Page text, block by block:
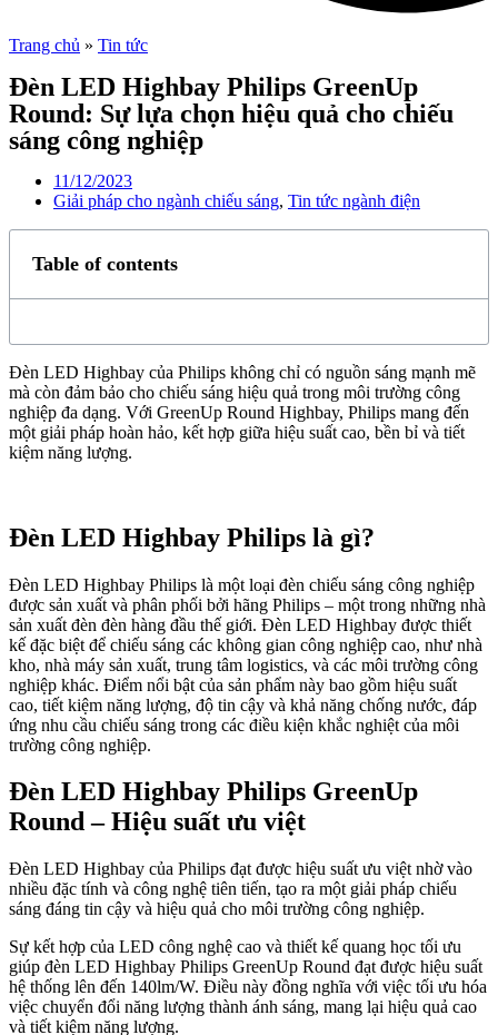
Trang chủ » Tin tức
Đèn LED Highbay Philips GreenUp
Round: Sự lựa chọn hiệu quả cho chiếu
sáng công nghiệp
11/12/2023
Giải pháp cho ngành chiếu sáng, Tin tức ngành điện
Table of contents
Đèn LED Highbay của Philips không chỉ có nguồn sáng mạnh mẽ
mà còn đảm bảo cho chiếu sáng hiệu quả trong môi trường công
nghiệp đa dạng. Với GreenUp Round Highbay, Philips mang đến
một giải pháp hoàn hảo, kết hợp giữa hiệu suất cao, bền bỉ và tiết
kiệm năng lượng.
Đèn LED Highbay Philips là gì?
Đèn LED Highbay Philips là một loại đèn chiếu sáng công nghiệp
được sản xuất và phân phối bởi hãng Philips – một trong những nhà
sản xuất đèn đèn hàng đầu thế giới. Đèn LED Highbay được thiết
kế đặc biệt để chiếu sáng các không gian công nghiệp cao, như nhà
kho, nhà máy sản xuất, trung tâm logistics, và các môi trường công
nghiệp khác. Điểm nổi bật của sản phẩm này bao gồm hiệu suất
cao, tiết kiệm năng lượng, độ tin cậy và khả năng chống nước, đáp
ứng nhu cầu chiếu sáng trong các điều kiện khắc nghiệt của môi
trường công nghiệp.
Đèn LED Highbay Philips GreenUp
Round – Hiệu suất ưu việt
Đèn LED Highbay của Philips đạt được hiệu suất ưu việt nhờ vào
nhiều đặc tính và công nghệ tiên tiến, tạo ra một giải pháp chiếu
sáng đáng tin cậy và hiệu quả cho môi trường công nghiệp.
Sự kết hợp của LED công nghệ cao và thiết kế quang học tối ưu
giúp đèn LED Highbay Philips GreenUp Round đạt được hiệu suất
hệ thống lên đến 140lm/W. Điều này đồng nghĩa với việc tối ưu hóa
việc chuyển đổi năng lượng thành ánh sáng, mang lại hiệu quả cao
và tiết kiệm năng lượng.